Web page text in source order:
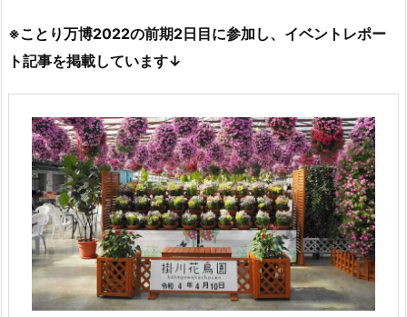
※ことり万博2022の前期2日目に参加し、イベントレポー
ト記事を掲載しています↓